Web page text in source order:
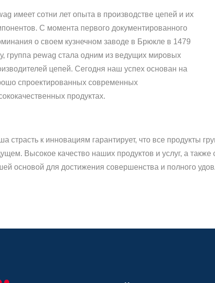
имеет сотни лет опыта в производстве цепей и их
С момента первого документированного
о своем кузнечном заводе в Брюкле в 1479
группа pewag стала одним из ведущих мировых
цепей. Сегодня наш успех основан на
спроектированных современных
продуктах.
страсть к инновациям гарантирует, что все продукты
Высокое качество наших продуктов и услуг, а
основой для достижения совершенства и полного